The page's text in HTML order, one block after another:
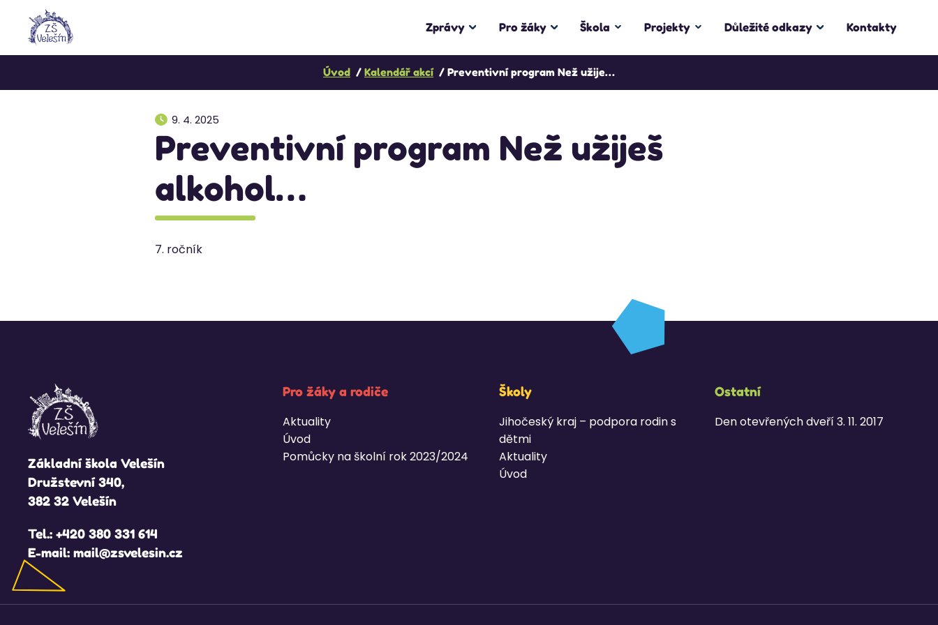
Zprávy Pro žáky Škola Projekty Důležité odkazy Kontakty
Úvod Kalendář akcí Preventivní program Než užiješ alkohol…
9. 4. 2025
Preventivní program Než užiješ
alkohol…
7. ročník
Základní škola Velešín
Družstevní 340,
382 32 Velešín
Tel.: +420 380 331 614
E-mail: mail@zsvelesin.cz
Pro žáky a rodiče
Aktuality
Úvod
Pomůcky na školní rok 2023/2024
Školy
Jihočeský kraj – podpora rodin s
dětmi
Aktuality
Úvod
Ostatní
Den otevřených dveří 3. 11. 2017